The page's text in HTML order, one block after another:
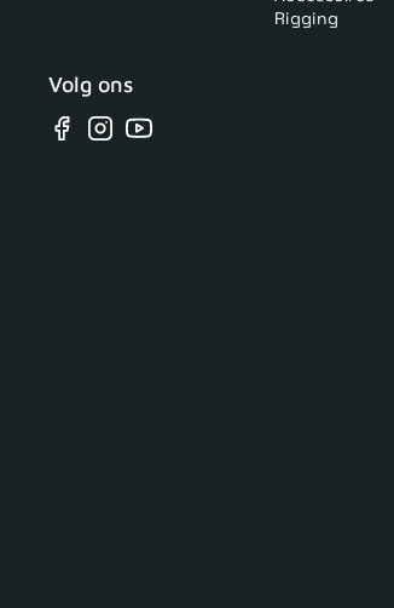
Rigging
Volg ons
Facebook
Instagram
YouTube